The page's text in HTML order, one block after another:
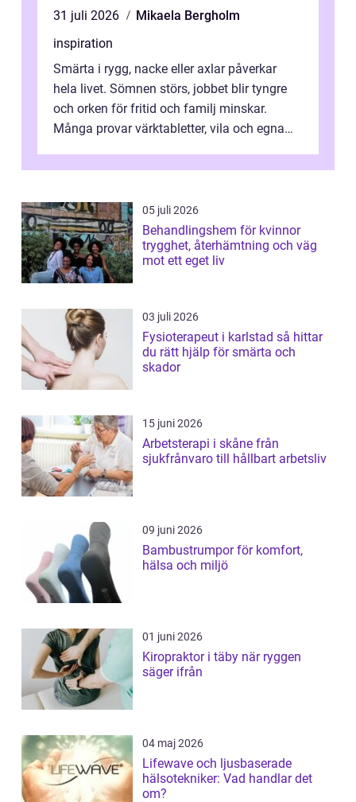
31 juli 2026
Mikaela Bergholm
inspiration
Smärta i rygg, nacke eller axlar påverkar
hela livet. Sömnen störs, jobbet blir tyngre
och orken för fritid och familj minskar.
Många provar värktabletter, vila och egna
05 juli 2026
Behandlingshem för kvinnor
trygghet, återhämtning och väg
mot ett eget liv
03 juli 2026
Fysioterapeut i karlstad så hittar
du rätt hjälp för smärta och
skador
15 juni 2026
Arbetsterapi i skåne från
sjukfrånvaro till hållbart arbetsliv
09 juni 2026
Bambustrumpor för komfort,
hälsa och miljö
01 juni 2026
Kiropraktor i täby när ryggen
säger ifrån
04 maj 2026
Lifewave och ljusbaserade
hälsotekniker: Vad handlar det
om?